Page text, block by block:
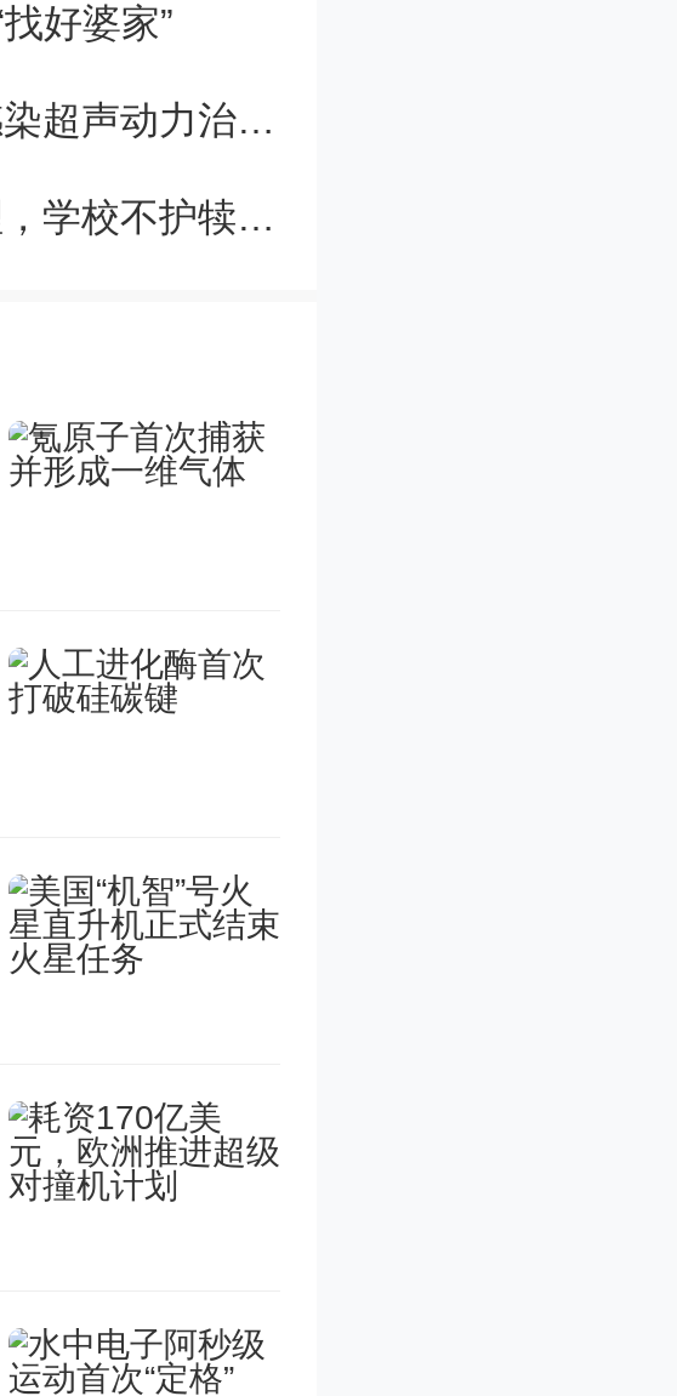
根本没有学
上了经贸的
们常常相约在
相互督促，
不少激情与乐
我们一开始就
。我的计划
持每隔一天做4
他时间抓紧
的季节。自
好婆家”
研究人员提出幽门螺旋杆菌感染超声动力治疗方案
人民热评：黄某某被严肃处理，学校不护犊子值得点赞